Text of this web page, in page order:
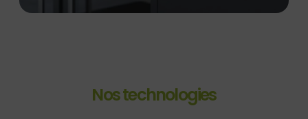
Nos technologies